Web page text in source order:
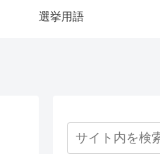
選挙用語